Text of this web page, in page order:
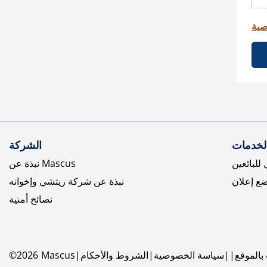
الشركة
نبذة عن Mascus
نبذة عن شركة ريتشي وإخوانه
نصائح أمنية
إعلان
©2026 Mascus الشروط والأحكام سياسة الخصوصية